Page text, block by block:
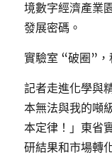
境數字經濟產業
發展密碼。
實驗室 “破圈”
記者走進化學與
本無法與我的噸
本定律！」東省
研結果和市場轉